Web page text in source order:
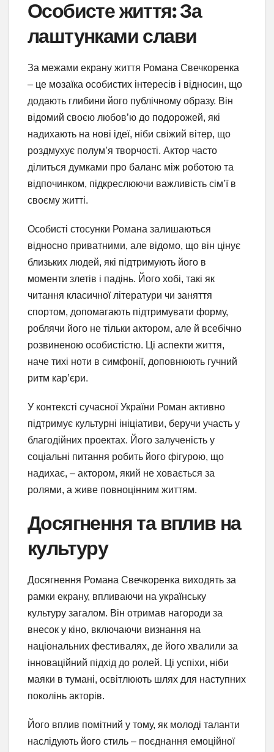
Особисте життя: За
лаштунками слави
За межами екрану життя Романа Свечкоренка
– це мозаїка особистих інтересів і відносин, що
додають глибини його публічному образу. Він
відомий своєю любов’ю до подорожей, які
надихають на нові ідеї, ніби свіжий вітер, що
роздмухує полум’я творчості. Актор часто
ділиться думками про баланс між роботою та
відпочинком, підкреслюючи важливість сім’ї в
своєму житті.
Особисті стосунки Романа залишаються
відносно приватними, але відомо, що він цінує
близьких людей, які підтримують його в
моменти злетів і падінь. Його хобі, такі як
читання класичної літератури чи заняття
спортом, допомагають підтримувати форму,
роблячи його не тільки актором, але й всебічно
розвиненою особистістю. Ці аспекти життя,
наче тихі ноти в симфонії, доповнюють гучний
ритм кар’єри.
У контексті сучасної України Роман активно
підтримує культурні ініціативи, беручи участь у
благодійних проектах. Його залученість у
соціальні питання робить його фігурою, що
надихає, – актором, який не ховається за
ролями, а живе повноцінним життям.
Досягнення та вплив на
культуру
Досягнення Романа Свечкоренка виходять за
рамки екрану, впливаючи на українську
культуру загалом. Він отримав нагороди за
внесок у кіно, включаючи визнання на
національних фестивалях, де його хвалили за
інноваційний підхід до ролей. Ці успіхи, ніби
маяки в тумані, освітлюють шлях для наступних
поколінь акторів.
Його вплив помітний у тому, як молоді таланти
наслідують його стиль – поєднання емоційної